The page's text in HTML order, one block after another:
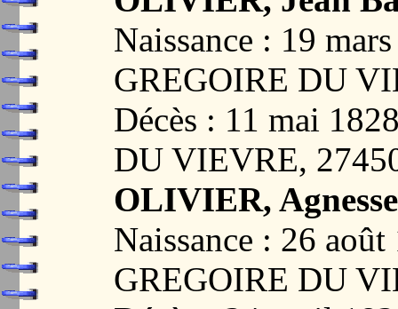
Naissance : 19
GREGOIRE DU
Décès : 11 mai
DU VIEVRE,
OLIVIER,
Naissance : 26
GREGOIRE DU